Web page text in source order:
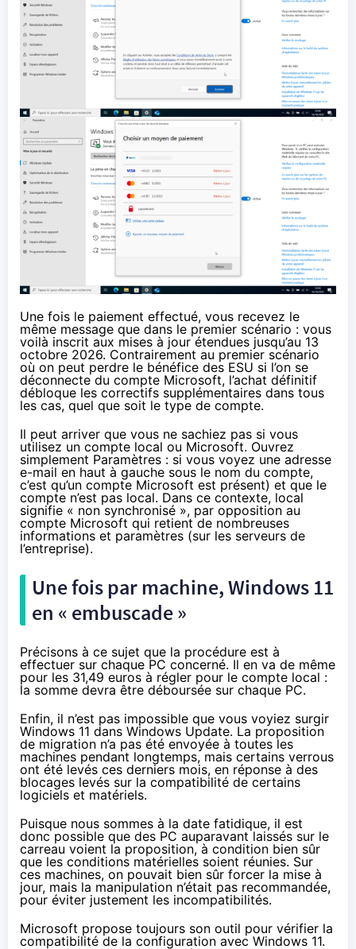
Une fois le paiement effectué, vous recevez le
même message que dans le premier scénario : vous
voilà inscrit aux mises à jour étendues jusqu’au 13
octobre 2026. Contrairement au premier scénario
où on peut perdre le bénéfice des ESU si l’on se
déconnecte du compte Microsoft, l’achat définitif
débloque les correctifs supplémentaires dans tous
les cas, quel que soit le type de compte.
Il peut arriver que vous ne sachiez pas si vous
utilisez un compte local ou Microsoft. Ouvrez
simplement Paramètres : si vous voyez une adresse
e-mail en haut à gauche sous le nom du compte,
c’est qu’un compte Microsoft est présent) et que le
compte n’est pas local. Dans ce contexte, local
signifie « non synchronisé », par opposition au
compte Microsoft qui retient de nombreuses
informations et paramètres (sur les serveurs de
l’entreprise).
Une fois par machine, Windows 11
en « embuscade »
Précisons à ce sujet que la procédure est à
effectuer sur chaque PC concerné. Il en va de même
pour les 31,49 euros à régler pour le compte local :
la somme devra être déboursée sur chaque PC.
Enfin, il n’est pas impossible que vous voyiez surgir
Windows 11 dans Windows Update. La proposition
de migration n’a pas été envoyée à toutes les
machines pendant longtemps, mais certains verrous
ont été levés ces derniers mois, en réponse à des
blocages levés sur la compatibilité de certains
logiciels et matériels.
Puisque nous sommes à la date fatidique, il est
donc possible que des PC auparavant laissés sur le
carreau voient la proposition, à condition bien sûr
que les conditions matérielles soient réunies. Sur
ces machines, on pouvait bien sûr forcer la mise à
jour, mais la manipulation n’était pas recommandée,
pour éviter justement les incompatibilités.
Microsoft propose toujours son outil pour vérifier la
compatibilité de la configuration avec Windows 11.